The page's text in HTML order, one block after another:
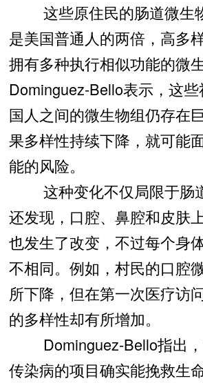
这些原住民的肠道微生
是美国普通人的两倍，高多
拥有多种执行相似功能的微生
Dominguez-Bello表示，这
国人之间的微生物组仍存在
果多样性持续下降，就可能
能的风险。
这种变化不仅局限于肠
还发现，口腔、鼻腔和皮肤
也发生了改变，不过每个身
不相同。例如，村民的口腔
所下降，但在第一次医疗访
的多样性却有所增加。
Dominguez-Bello指出，
传染病的项目确实能挽救生